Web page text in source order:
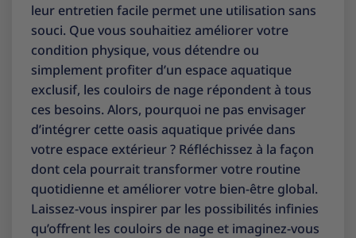
leur entretien facile permet une utilisation sans
souci. Que vous souhaitiez améliorer votre
condition physique, vous détendre ou
simplement profiter d’un espace aquatique
exclusif, les couloirs de nage répondent à tous
ces besoins. Alors, pourquoi ne pas envisager
d’intégrer cette oasis aquatique privée dans
votre espace extérieur ? Réfléchissez à la façon
dont cela pourrait transformer votre routine
quotidienne et améliorer votre bien-être global.
Laissez-vous inspirer par les possibilités infinies
qu’offrent les couloirs de nage et imaginez-vous